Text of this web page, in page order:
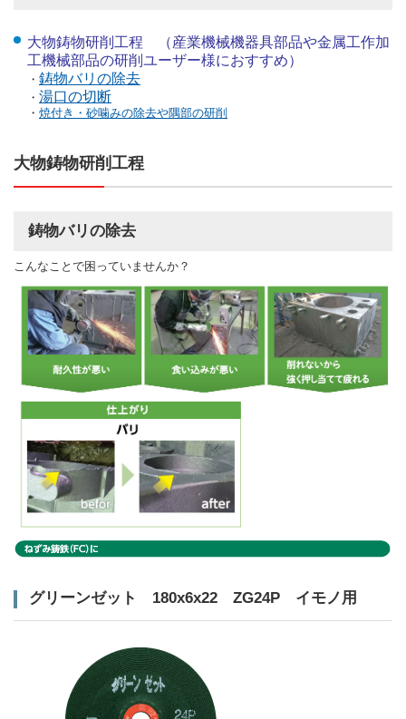
大物鋳物研削工程 （産業機械機器具部品や金属工作加
工機械部品の研削ユーザー様におすすめ）
・ 鋳物バリの除去
・ 湯口の切断
・ 焼付き・砂噛みの除去や隅部の研削
大物鋳物研削工程
鋳物バリの除去
こんなことで困っていませんか？
グリーンゼット 180x6x22 ZG24P イモノ用